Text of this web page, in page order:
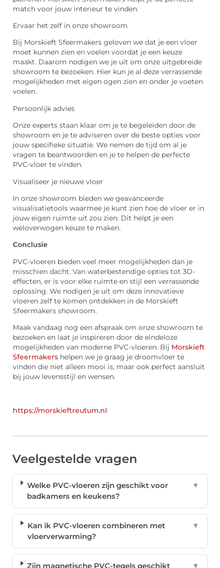
match voor jouw interieur te vinden.
Ervaar het zelf in onze showroom
Bij Morskieft Sfeermakers geloven we dat je een vloer
moet kunnen zien en voelen voordat je een keuze
maakt. Daarom nodigen we je uit om onze uitgebreide
showroom te bezoeken. Hier kun je al deze verrassende
mogelijkheden met eigen ogen zien en onder je voeten
voelen.
Persoonlijk advies
Onze experts staan klaar om je te begeleiden door de
showroom en je te adviseren over de beste opties voor
jouw specifieke situatie. We nemen de tijd om al je
vragen te beantwoorden en je te helpen de perfecte
PVC-vloer te vinden.
Visualiseer je nieuwe vloer
In onze showroom bieden we geavanceerde
visualisatietools waarmee je kunt zien hoe de vloer er in
jouw eigen ruimte uit zou zien. Dit helpt je een
weloverwogen keuze te maken.
Conclusie
PVC-vloeren bieden veel meer mogelijkheden dan je
misschien dacht. Van waterbestendige opties tot 3D-
effecten, er is voor elke ruimte en stijl een verrassende
oplossing. We nodigen je uit om deze innovatieve
vloeren zelf te komen ontdekken in de Morskieft
Sfeermakers showroom.
Maak vandaag nog een afspraak om onze showroom te
bezoeken en laat je inspireren door de eindeloze
mogelijkheden van moderne PVC-vloeren. Bij Morskieft
Sfeermakers helpen we je graag je droomvloer te
vinden die niet alleen mooi is, maar ook perfect aansluit
bij jouw levensstijl en wensen.
https://morskieftreutum.nl
Veelgestelde vragen
Welke PVC-vloeren zijn geschikt voor
badkamers en keukens?
▼
Kan ik PVC-vloeren combineren met
vloerverwarming?
▼
Zijn magnetische PVC-tegels geschikt ▼